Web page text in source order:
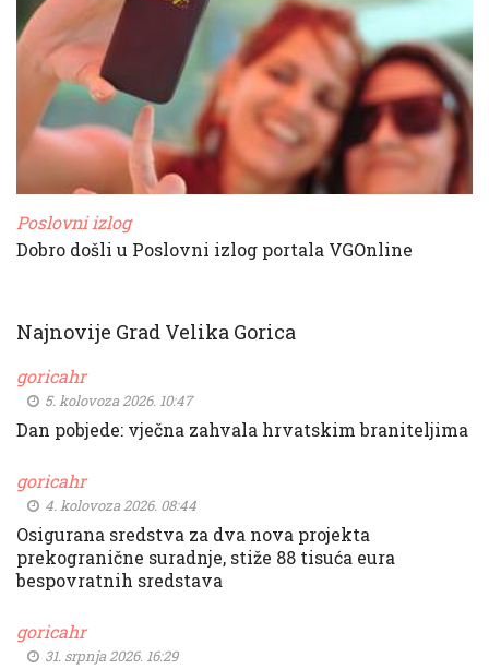
Poslovni izlog
Dobro došli u Poslovni izlog portala VGOnline
Najnovije Grad Velika Gorica
goricahr
5. kolovoza 2026. 10:47
Dan pobjede: vječna zahvala hrvatskim braniteljima
goricahr
4. kolovoza 2026. 08:44
Osigurana sredstva za dva nova projekta
prekogranične suradnje, stiže 88 tisuća eura
bespovratnih sredstava
goricahr
31. srpnja 2026. 16:29